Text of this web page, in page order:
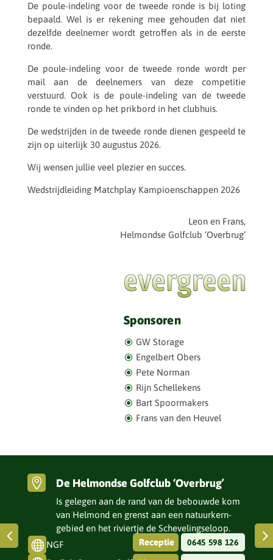
De poule-inde­ling voor de tweede ronde is bij loting
bepaald. Wel is er reke­ning mee gehou­den dat niet
dezelfde deel­ne­mer wordt getrof­fen als in de eerste
ronde.
De poule-inde­ling voor de tweede ronde wordt per
mail aan de deel­ne­mers van deze compe­ti­tie
verstuurd. Ook is de poule-inde­ling van de tweede
ronde te vinden op het prik­bord in het clubhuis.
De wedstrij­den in de tweede ronde dienen gespeeld te
zijn op uiter­lijk 30 augus­tus 2026.
Wij wensen jullie veel plezier en succes.
Wedstrijd­lei­ding Match­play Kampi­oen­schap­pen 2026
Leon en Frans,
Helmondse Golf­club ‘Overbrug’
Sponsoren
GW Storage
Engel­bert Obers
Pete Norman
Rijn Schel­le­kens
Bart Spoor­ma­kers
Frans van den Heuvel
 De Helmondse Golfclub ‘Overbrug’
Is gelegen aan de rand van de bebouwde kom
van Helmond en grenst aan een natuur­kern­
gebied en het riviertje de Scheve­lingse­loop.
 NGF Receptie 0645 598 126